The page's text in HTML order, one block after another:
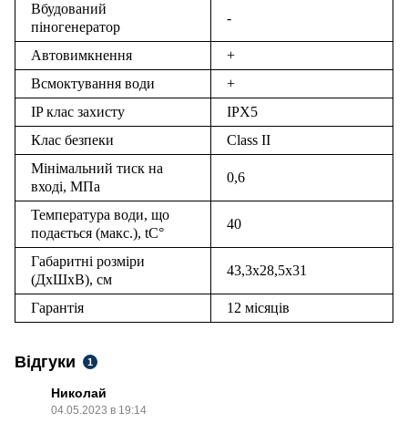
Вбудований
піногенератор
-
Автовимкнення
+
Всмоктування води
+
IP клас захисту
IPX5
Клас безпеки
Class II
Мінімальний тиск на
вході, МПa
0,6
Температура води, що
подається (макс.), tC°
40
Габаритні розміри
(ДхШхВ), см
43,3х28,5х31
Гарантія 12 місяців
Відгуки 1
Николай
04.05.2023 в 19:14